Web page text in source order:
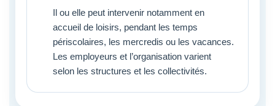
Il ou elle peut intervenir notamment en
accueil de loisirs, pendant les temps
périscolaires, les mercredis ou les vacances.
Les employeurs et l’organisation varient
selon les structures et les collectivités.